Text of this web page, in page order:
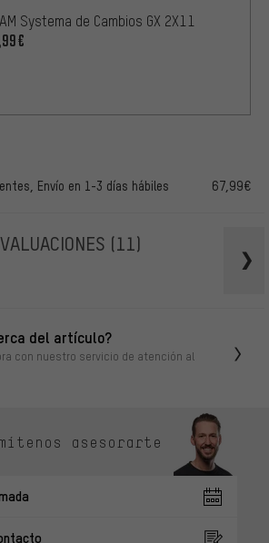
Systema de Cambios GX 2X11
Envío en 1-3 días hábiles 67,99€
(11)
del artículo?
con nuestro servicio de atención al
asesorarte